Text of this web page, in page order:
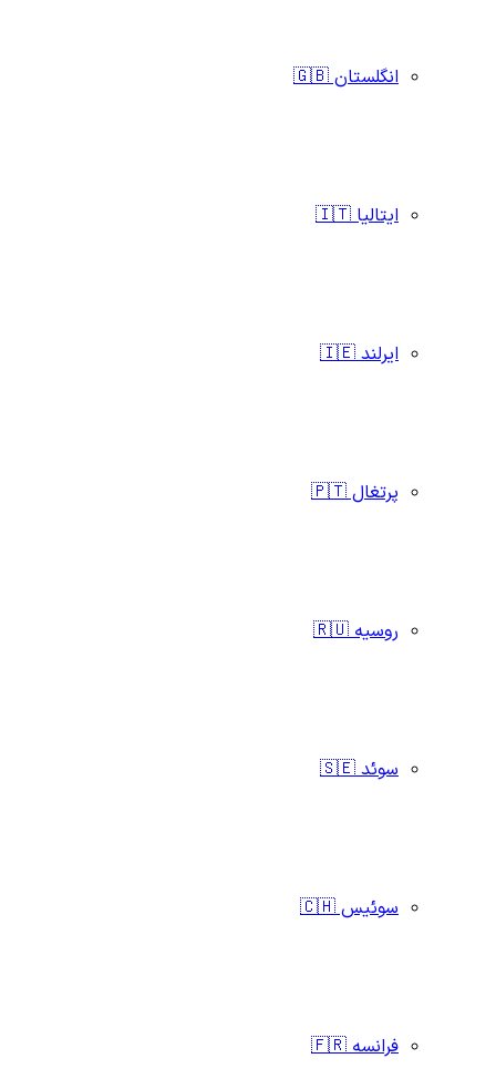
انگلستان 🇬🇧
ایتالیا 🇮🇹
ایرلند 🇮🇪
پرتغال 🇵🇹
روسیه 🇷🇺
سوئد 🇸🇪
سوئیس 🇨🇭
فرانسه 🇫🇷